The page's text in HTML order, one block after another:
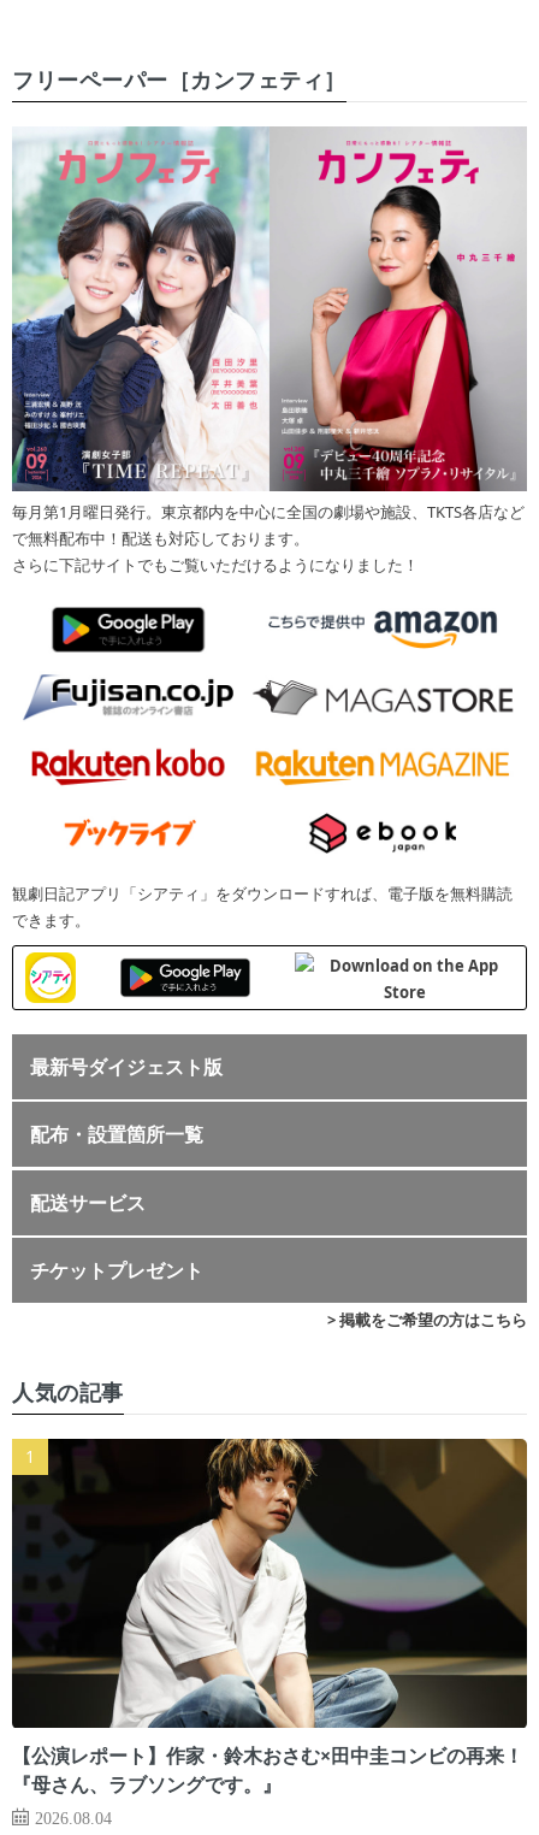
フリーペーパー［カンフェティ］
毎月第1月曜日発行。東京都内を中心に全国の劇場や施設、TKTS各店など
で無料配布中！配送も対応しております。
さらに下記サイトでもご覧いただけるようになりました！
観劇日記アプリ「シアティ」をダウンロードすれば、電子版を無料購読
できます。
最新号ダイジェスト版
配布・設置箇所一覧
配送サービス
チケットプレゼント
> 掲載をご希望の方はこちら
人気の記事
【公演レポート】作家・鈴木おさむ×田中圭コンビの再来！
『母さん、ラブソングです。』
2026.08.04